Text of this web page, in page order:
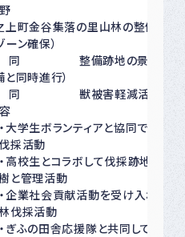
上町金谷集落の里山林の整備活動
ーン確保）
整備跡地の景観形成
と同時進行）
獣被害軽減活動
学生ボランティアと協同で荒廃
採活動
校生とコラボして伐採跡地に山
と管理活動
業社会貢献活動を受け入れて協
伐採活動
ふの田舎応援隊と共同して活動